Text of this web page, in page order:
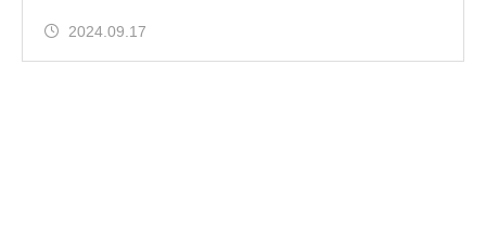
2024.09.17